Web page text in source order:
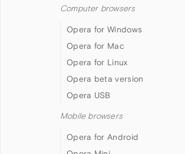
Computer browsers
Opera for Windows
Opera for Mac
Opera for Linux
Opera beta version
Opera USB
Mobile browsers
Opera for Android